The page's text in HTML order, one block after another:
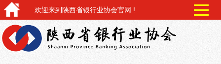
欢迎来到陕西省银行业协会官网 !